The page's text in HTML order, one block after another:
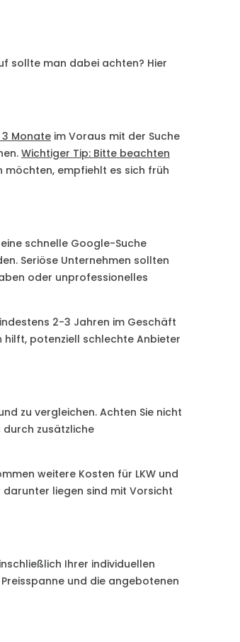
sollte man dabei achten? Hier
3 Monate im Voraus mit der Suche
Wichtiger Tip: Bitte beachten
möchten, empfiehlt es sich früh
schnelle Google-Suche
Seriöse Unternehmen sollten
oder unprofessionelles
2-3 Jahren im Geschäft
hilft, potenziell schlechte Anbieter
zu vergleichen. Achten Sie nicht
durch zusätzliche
weitere Kosten für LKW und
liegen sind mit Vorsicht
Ihrer individuellen
und die angebotenen